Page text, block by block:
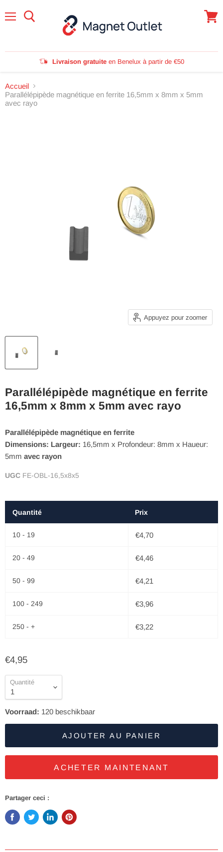
Livraison gratuite en Benelux à partir de €50
Accueil
Parallélépipède magnétique en ferrite 16,5mm x 8mm x 5mm
avec rayo
Appuyez pour zoomer
Parallélépipède magnétique en ferrite
16,5mm x 8mm x 5mm avec rayo
Parallélépipède magnétique en ferrite
Dimensions: Largeur: 16,5mm x Profondeur: 8mm x Haueur:
5mm avec rayon
UGC FE-OBL-16,5x8x5
Quantité Prix
10 - 19 €4,70
20 - 49 €4,46
50 - 99 €4,21
100 - 249 €3,96
250 - + €3,22
€4,95
Quantité
Voorraad: 120 beschikbaar
AJOUTER AU PANIER
ACHETER MAINTENANT
Partager ceci :